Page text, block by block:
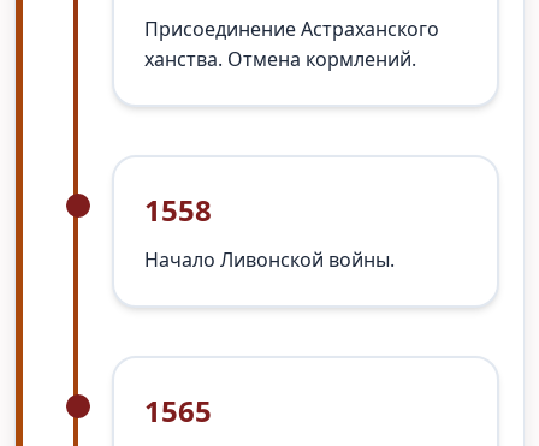
Присоединение Астраханского
ханства. Отмена кормлений.
1558
Начало Ливонской войны.
1565